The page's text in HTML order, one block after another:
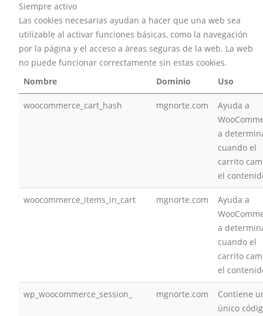
Siempre activo
Las cookies necesarias ayudan a hacer que una web sea
utilizable al activar funciones básicas, como la navegación
por la página y el acceso a áreas seguras de la web. La web
no puede funcionar correctamente sin estas cookies.
Nombre
Dominio Uso
woocommerce_cart_hash mgnorte.com
Ayuda a
a
cuando el
carrito
el
woocommerce_items_in_cart mgnorte.com
Ayuda a
a
cuando el
carrito
el
wp_woocommerce_session_ mgnorte.com
Contiene
único